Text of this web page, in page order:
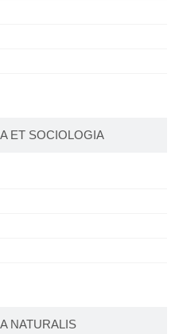
ET SOCIOLOGIA
NATURALIS